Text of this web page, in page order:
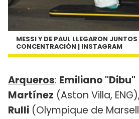
MESSI Y DE PAUL LLEGARON JUNTOS
CONCENTRACIÓN | INSTAGRAM
Arqueros: Emiliano "Dibu"
Martínez (Aston Villa, ENG),
Rulli (Olympique de